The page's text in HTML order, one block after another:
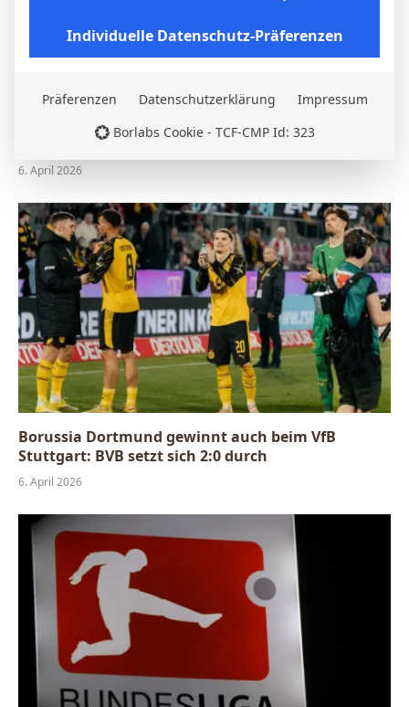
Nico Schlotterbeck nach dem Sieg in Stuttgart:
„Der VfB drückte uns hinten rein“
6. April 2026
Borussia Dortmund gewinnt auch beim VfB
Stuttgart: BVB setzt sich 2:0 durch
6. April 2026
Individuelle Datenschutz-Präferenzen
Präferenzen Datenschutzerklärung
Impressum
Borlabs Cookie - TCF-CMP Id: 323